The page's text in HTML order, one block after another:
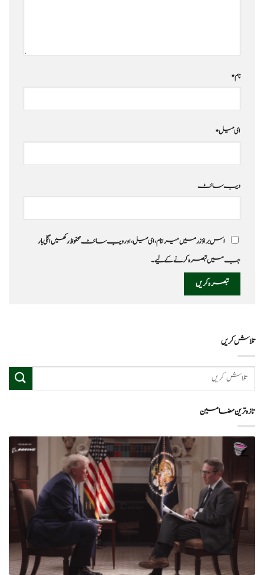
نام*
ای میل*
ویب‌ سائٹ
اس براؤزر میں میرا نام، ای میل، اور ویب سائٹ محفوظ رکھیں اگلی بار
جب میں تبصرہ کرنے کےلیے۔
تلاش کریں
تازہ ترین مضامین